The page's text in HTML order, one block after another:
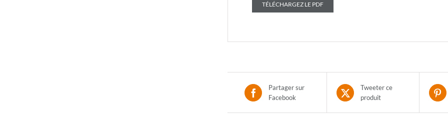
TÉLÉCHARGEZ LE PDF
Partager sur
Facebook
Tweeter ce
produit